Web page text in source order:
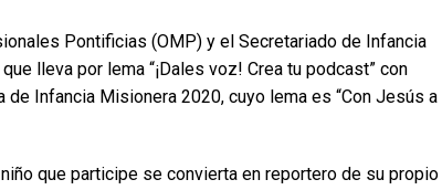
Pontificias (OMP) y el Secretariado de Infancia
lleva por lema “¡Dales voz! Crea tu podcast” con
Infancia Misionera 2020, cuyo lema es “Con Jesús a
que participe se convierta en reportero de su propio